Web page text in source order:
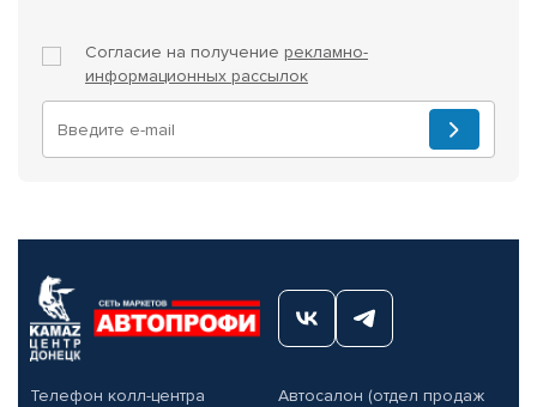
Согласие на получение рекламно-
информационных рассылок
Телефон колл-центра
Автосалон (отдел продаж